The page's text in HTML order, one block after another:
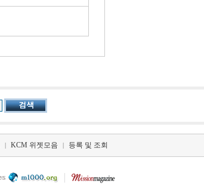
| KCM 위젯모음 | 등록 및 조회